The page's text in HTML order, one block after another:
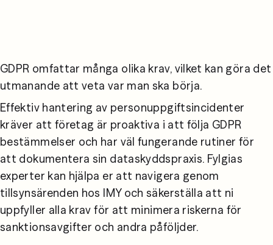
08 442 53 00
GDPR omfattar många olika krav, vilket kan göra det
utmanande att veta var man ska börja.
Effektiv hantering av personuppgiftsincidenter
kräver att företag är proaktiva i att följa GDPR
bestämmelser och har väl fungerande rutiner för
att dokumentera sin dataskyddspraxis. Fylgias
experter kan hjälpa er att navigera genom
tillsynsärenden hos IMY och säkerställa att ni
uppfyller alla krav för att minimera riskerna för
sanktionsavgifter och andra påföljder.